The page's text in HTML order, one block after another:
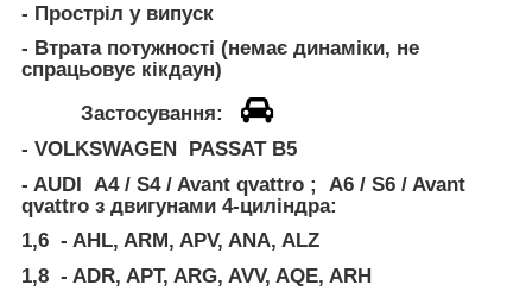
- Простріл у випуск
- Втрата потужності (немає динаміки, не
спрацьовує кікдаун)
Застосування:
- VOLKSWAGEN PASSAT B5
- AUDI A4 / S4 / Avant qvattro ; A6 / S6 / Avant
qvattro з двигунами 4-циліндра:
1,6 - AHL, ARM, APV, ANA, ALZ
1,8 - ADR, APT, ARG, AVV, AQE, ARH